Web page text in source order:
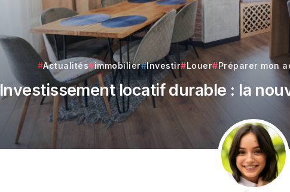
Actualités immobilier Investir Louer Préparer mon
Investissement locatif durable : la